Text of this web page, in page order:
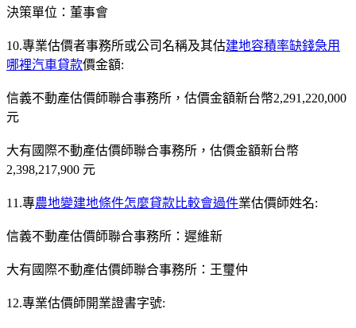
決策單位：董事會
10.專業估價者事務所或公司名稱及其估建地容積率缺錢急用
哪裡汽車貸款價金額:
信義不動產估價師聯合事務所，估價金額新台幣2,291,220,000
元
大有國際不動產估價師聯合事務所，估價金額新台幣
2,398,217,900 元
11.專農地變建地條件怎麼貸款比較會過件業估價師姓名:
信義不動產估價師聯合事務所：遲維新
大有國際不動產估價師聯合事務所：王璽仲
12.專業估價師開業證書字號: